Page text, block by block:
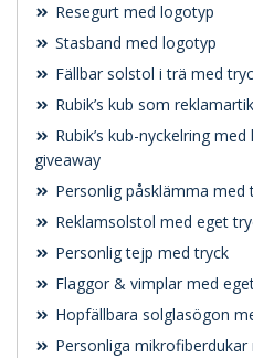
Resegurt med logotyp
Stasband med logotyp
Fällbar solstol i trä med
Rubik’s kub som
Rubik’s kub-nyckelring
giveaway
Personlig påsklämma med
Reklamsolstol med eget
Personlig tejp med tryck
Flaggor & vimplar med
Hopfällbara solglasögon
Personliga